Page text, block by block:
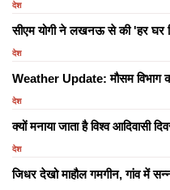
देश
सीएम योगी ने लखनऊ से की 'हर घर
देश
Weather Update: मौसम विभाग
देश
क्यों मनाया जाता है विश्व आदिवासी
देश
जिधर देखो माहौल गमगीन, गांव में